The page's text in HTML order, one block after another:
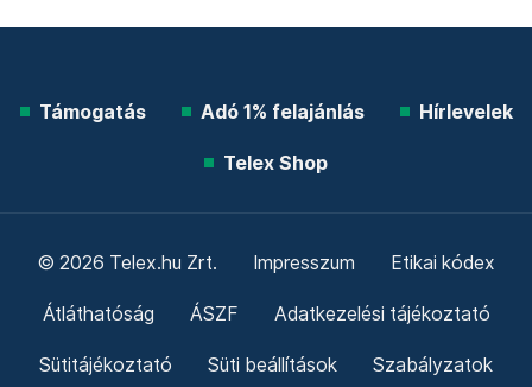
Támogatás Adó 1% felajánlás Hírlevelek
Telex Shop
© 2026 Telex.hu Zrt. Impresszum Etikai kódex
Átláthatóság ÁSZF Adatkezelési tájékoztató
Sütitájékoztató Süti beállítások Szabályzatok